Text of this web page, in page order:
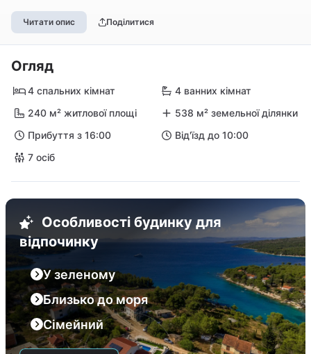
Читати опис Поділитися
Огляд
4 спальних кімнат
4 ванних кімнат
240 м² житлової площі
538 м² земельної ділянки
Прибуття з 16:00
Від'їзд до 10:00
7 осіб
Особливості будинку для
відпочинку
У зеленому
Близько до моря
Сімейний